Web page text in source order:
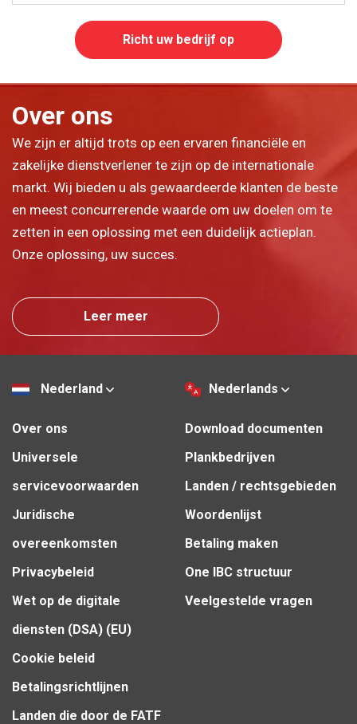
Richt uw bedrijf op
Over ons
We zijn er altijd trots op een ervaren financiële en
zakelijke dienstverlener te zijn op de internationale
markt. Wij bieden u als gewaardeerde klanten de beste
en meest concurrerende waarde om uw doelen om te
zetten in een oplossing met een duidelijk actieplan.
Onze oplossing, uw succes.
Leer meer
Nederland Nederlands
Over ons
Universele
servicevoorwaarden
Juridische
overeenkomsten
Privacybeleid
Wet op de digitale
diensten (DSA) (EU)
Cookie beleid
Betalingsrichtlijnen
Landen die door de FATF
Download documenten
Plankbedrijven
Landen / rechtsgebieden
Woordenlijst
Betaling maken
One IBC structuur
Veelgestelde vragen